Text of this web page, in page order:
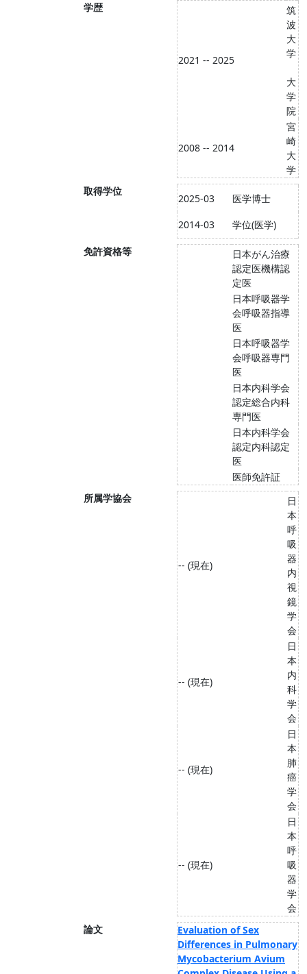
学歴
2021 -- 2025
筑
波
大
学
大
学
院
2008 -- 2014
宮
崎
大
学
取得学位
2025-03
医学博士
2014-03
学位(医学)
免許資格等
日本がん治療
認定医機構認
定医
日本呼吸器学
会呼吸器指導
医
日本呼吸器学
会呼吸器専門
医
日本内科学会
認定総合内科
専門医
日本内科学会
認定内科認定
医
医師免許証
所属学協会
-- (現在)
日
本
呼
吸
器
内
視
鏡
学
会
-- (現在)
日
本
内
科
学
会
-- (現在)
日
本
肺
癌
学
会
-- (現在)
日
本
呼
吸
器
学
会
論文
Evaluation of Sex
Differences in Pulmonary
Mycobacterium Avium